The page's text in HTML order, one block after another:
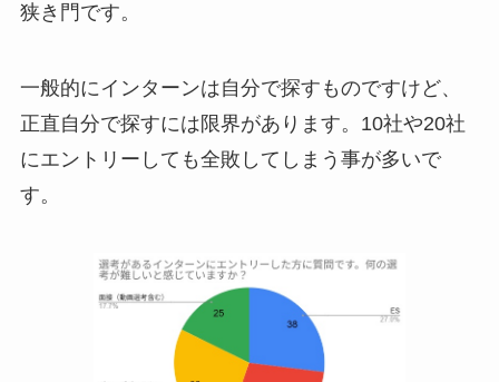
狭き門です。
一般的にインターンは自分で探すものですけど、
正直自分で探すには限界があります。10社や20社
にエントリーしても全敗してしまう事が多いで
す。